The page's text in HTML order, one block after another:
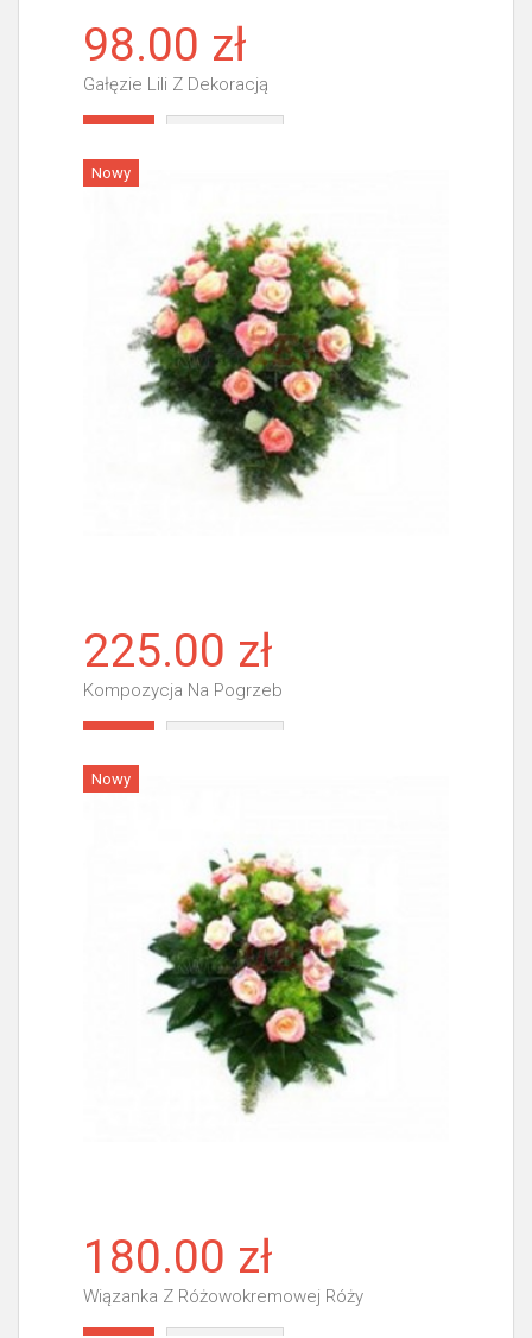
98.00 zł
Gałęzie Lili Z Dekoracją
Nowy
225.00 zł
Kompozycja Na Pogrzeb
Nowy
180.00 zł
Wiązanka Z Różowokremowej Róży